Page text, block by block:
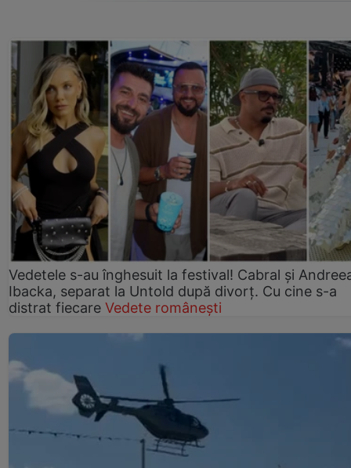
Vedetele s-au înghesuit la festival! Cabral și
Ibacka, separat la Untold după divorț. Cu cine s-a
distrat fiecare Vedete românești